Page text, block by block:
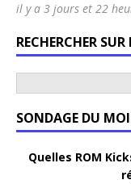
il y a 3 jours et 22
RECHERCHER
SONDAGE DU
Quelles ROM